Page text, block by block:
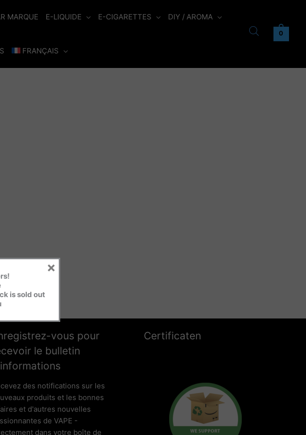
MARQUE E-LIQUIDE E-CIGARETTES DIY / AROMA
FRANÇAIS
0
vous pour
le bulletin
des notifications sur les
produits et les bonnes
et d'autres nouvelles
de VAPE -
dans votre boîte de
Certificaten
is sold out
×